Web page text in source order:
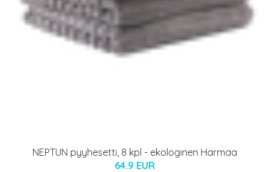
NEPTUN pyyhesetti, 8 kpl - ekologinen Harmaa
64.9 EUR